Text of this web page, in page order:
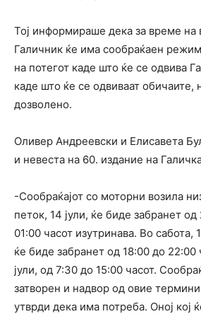
Тој информираше дека за време на
Галичник ќе има сообраќаен
на потегот каде што ќе се одвива
каде што ќе се одвиваат обичаите,
дозволено.
Оливер Андреевски и Елисавета
и невеста на 60. издание на
-Сообраќајот со моторни возила
петок, 14 јули, ќе биде забранет од
01:00 часот изутринава. Во сабота,
ќе биде забранет од 18:00 до 22:00
јули, од 7:30 до 15:00 часот.
затворен и надвор од овие термини
утврди дека има потреба. Оној кој